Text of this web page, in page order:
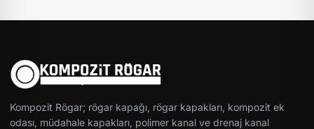
Kompozit Rögar; rögar kapağı, rögar kapakları, kompozit ek
odası, müdahale kapakları, polimer kanal ve drenaj kanal